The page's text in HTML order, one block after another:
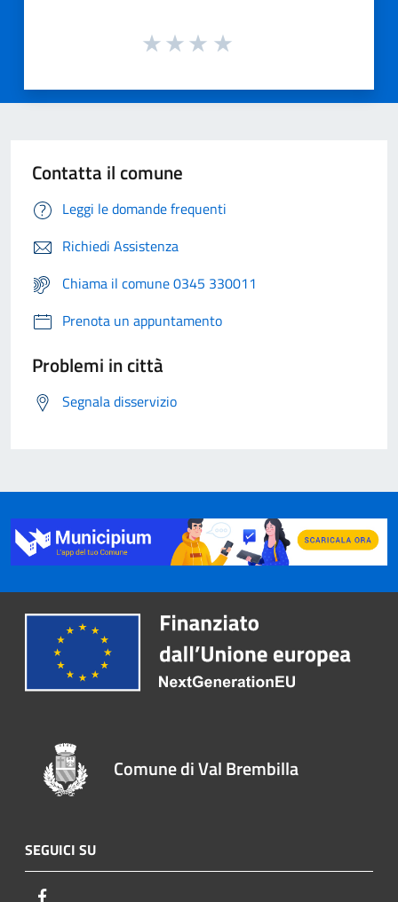
Contatta il comune
Leggi le domande frequenti
Richiedi Assistenza
Chiama il comune 0345 330011
Prenota un appuntamento
Problemi in città
Segnala disservizio
Comune di Val Brembilla
SEGUICI SU